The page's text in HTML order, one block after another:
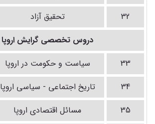
32 تحقیق آزاد
دروس تخصصی گرایش اروپا
33
سیاست و حکومت در اروپا
34
تاریخ اجتماعی - سیاسی اروپا
35
مسائل اقتصادی اروپا